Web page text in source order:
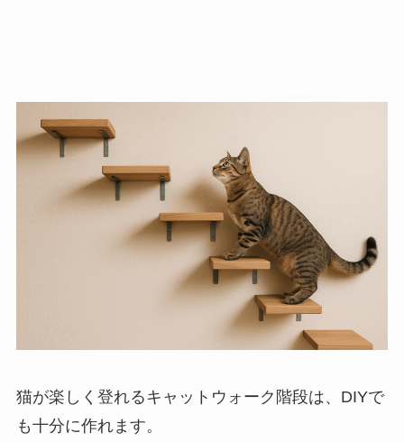
猫が楽しく登れるキャットウォーク階段は、DIYで
も十分に作れます。